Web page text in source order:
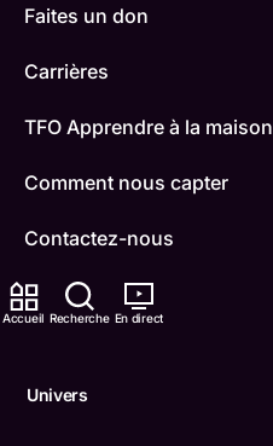
Accueil Recherche En direct
Univers
Faites un don
Carrières
TFO Apprendre à la maison
Comment nous capter
Contactez-nous
ONFR
Boukili